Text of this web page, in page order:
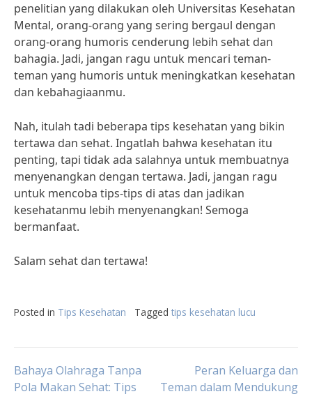
penelitian yang dilakukan oleh Universitas Kesehatan
Mental, orang-orang yang sering bergaul dengan
orang-orang humoris cenderung lebih sehat dan
bahagia. Jadi, jangan ragu untuk mencari teman-
teman yang humoris untuk meningkatkan kesehatan
dan kebahagiaanmu.
Nah, itulah tadi beberapa tips kesehatan yang bikin
tertawa dan sehat. Ingatlah bahwa kesehatan itu
penting, tapi tidak ada salahnya untuk membuatnya
menyenangkan dengan tertawa. Jadi, jangan ragu
untuk mencoba tips-tips di atas dan jadikan
kesehatanmu lebih menyenangkan! Semoga
bermanfaat.
Salam sehat dan tertawa!
Posted in Tips Kesehatan Tagged tips kesehatan lucu
Post
Bahaya Olahraga Tanpa
Pola Makan Sehat: Tips
Peran Keluarga dan
Teman dalam Mendukung